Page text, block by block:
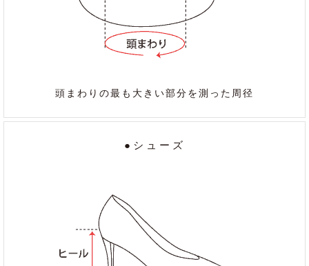
頭まわりの最も大きい部分を測った周径
●シューズ